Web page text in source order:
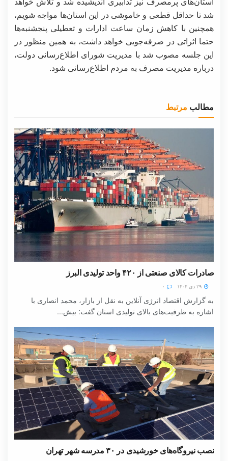
شد تا حداقل قطعی و خاموشی در این استان‌ها مواجه شویم،
همچنین با کاهش زمان ساعت ادارات و تعطیلی پنجشنبه‌ها
حتما اثراتی در صرفه‌جویی خواهد داشت، به همین منظور در
این جلسه مصوب شد با مدیریت شورای اطلاع‌رسانی دولت،
درباره مدیریت مصرف به مردم اطلاع‌رسانی شود.
مطالب مرتبط
صادرات کالای صنعتی از ۴۲۰ واحد تولیدی البرز
به گزارش اقتصاد انرژی آنلاین به نقل از بازار، محمد انصاری با
اشاره به ظرفیت‌های بالای تولیدی استان گفت: بیش...
نصب نیروگاه‌های خورشیدی در ۳۰ مدرسه شهر تهران